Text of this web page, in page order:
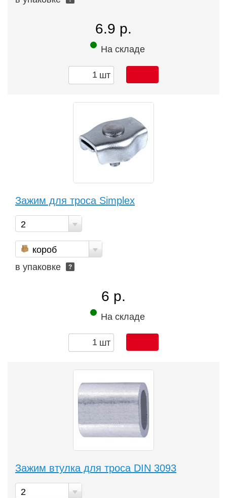
6.9 р.
На складе
шт
Зажим для троса Simplex
2
короб
в упаковке
?
6 р.
На складе
шт
Зажим втулка для троса DIN 3093
2